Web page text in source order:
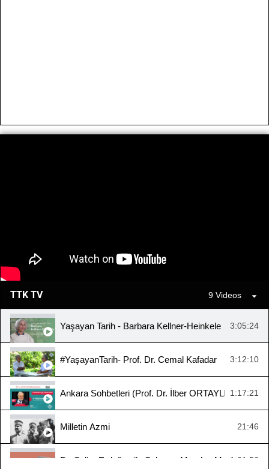
TTK TV 9 Videos
Yaşayan Tarih - Barbara Kellner-Heinkele 3:05:24
#YaşayanTarih- Prof. Dr. Cemal Kafadar 3:12:10
Ankara Sohbetleri (Prof. Dr. İlber ORTAYLI, 1:17:21
Milletin Azmi 21:46
Dr. Selim Erdoğan ile Sakarya Meydan Muharebesi
1:01:56